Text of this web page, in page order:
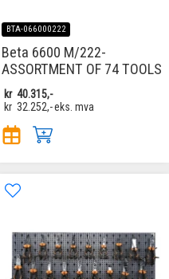
BTA-066000222
Beta 6600 M/222-
ASSORTMENT OF 74 TOOLS
kr 40.315,-
kr 32.252,-eks. mva